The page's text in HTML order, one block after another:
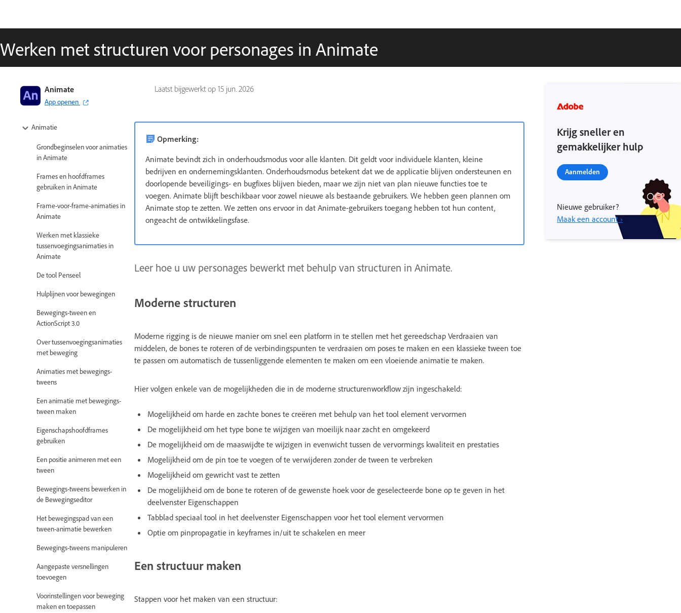
Werken met structuren voor personages in Animate
Laatst bijgewerkt op 15 jun. 2026
Animate
App openen
Adobe Animate-handboek
Inleiding tot Animate
Animatie
Grondbeginselen voor animaties
in Animate
Frames en hoofdframes
gebruiken in Animate
Frame-voor-frame-animaties in
Animate
Werken met klassieke
tussenvoegingsanimaties in
Animate
De tool Penseel
Hulplijnen voor bewegingen
Bewegings-tween en
ActionScript 3.0
Over tussenvoegingsanimaties
met beweging
Animaties met bewegings-
tweens
Een animatie met bewegings-
tween maken
Eigenschapshoofdframes
gebruiken
Een positie animeren met een
tween
Bewegings-tweens bewerken in
de Bewegingseditor
Het bewegingspad van een
tween-animatie bewerken
Bewegings-tweens manipuleren
Aangepaste versnellingen
toevoegen
Voorinstellingen voor beweging
maken en toepassen
Opmerking:
Animate bevindt zich in onderhoudsmodus voor alle klanten. Dit geldt voor individuele klanten, kleine
bedrijven en ondernemingsklanten. Onderhoudsmodus betekent dat we de applicatie blijven ondersteunen en
doorlopende beveiligings- en bugfixes blijven bieden, maar we zijn niet van plan nieuwe functies toe te
voegen. Animate blijft beschikbaar voor zowel nieuwe als bestaande gebruikers. We hebben geen plannen om
Animate stop te zetten. We zetten ons ervoor in dat Animate-gebruikers toegang hebben tot hun content,
ongeacht de ontwikkelingsfase.
Leer hoe u uw personages bewerkt met behulp van structuren in Animate.
Moderne structuren
Moderne rigging is de nieuwe manier om snel een platform in te stellen met het gereedschap Verdraaien van
middelen, de bones te roteren of de verbindingspunten te verdraaien om poses te maken en een klassieke tween toe
te passen om automatisch de tussenliggende elementen te maken om een vloeiende animatie te maken.
Hier volgen enkele van de mogelijkheden die in de moderne structurenworkflow zijn ingeschakeld:
Mogelijkheid om harde en zachte bones te creëren met behulp van het tool element vervormen
De mogelijkheid om het type bone te wijzigen van moeilijk naar zacht en omgekeerd
De mogelijkheid om de maaswijdte te wijzigen in evenwicht tussen de vervormings kwaliteit en prestaties
Mogelijkheid om de pin toe te voegen of te verwijderen zonder de tween te verbreken
Mogelijkheid om gewricht vast te zetten
De mogelijkheid om de bone te roteren of de gewenste hoek voor de geselecteerde bone op te geven in het
deelvenster Eigenschappen
Tabblad speciaal tool in het deelvenster Eigenschappen voor het tool element vervormen
Optie om pinpropagatie in keyframes in/uit te schakelen en meer
Een structuur maken
Stappen voor het maken van een structuur:
Krijg sneller en
gemakkelijker hulp
Aanmelden
Nieuwe gebruiker?
Maak een account ›